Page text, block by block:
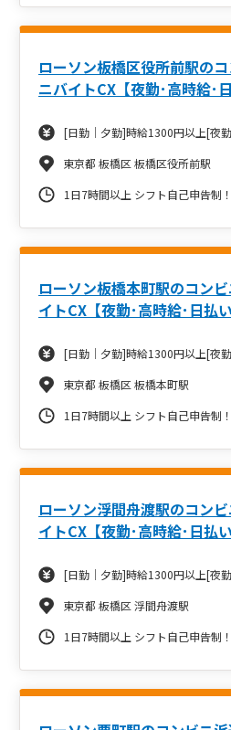
ローソン板橋区役所前駅の
ニバイトCX【夜勤･高時給･
[日勤｜夕勤]時給1300円以上[夜
東京都 板橋区 板橋区役所前駅
1日7時間以上 シフト自己申告制！
ローソン板橋本町駅のコン
イトCX【夜勤･高時給･日払い
[日勤｜夕勤]時給1300円以上[夜
東京都 板橋区 板橋本町駅
1日7時間以上 シフト自己申告制！
ローソン浮間舟渡駅のコン
イトCX【夜勤･高時給･日払い
[日勤｜夕勤]時給1300円以上[夜
東京都 板橋区 浮間舟渡駅
1日7時間以上 シフト自己申告制！